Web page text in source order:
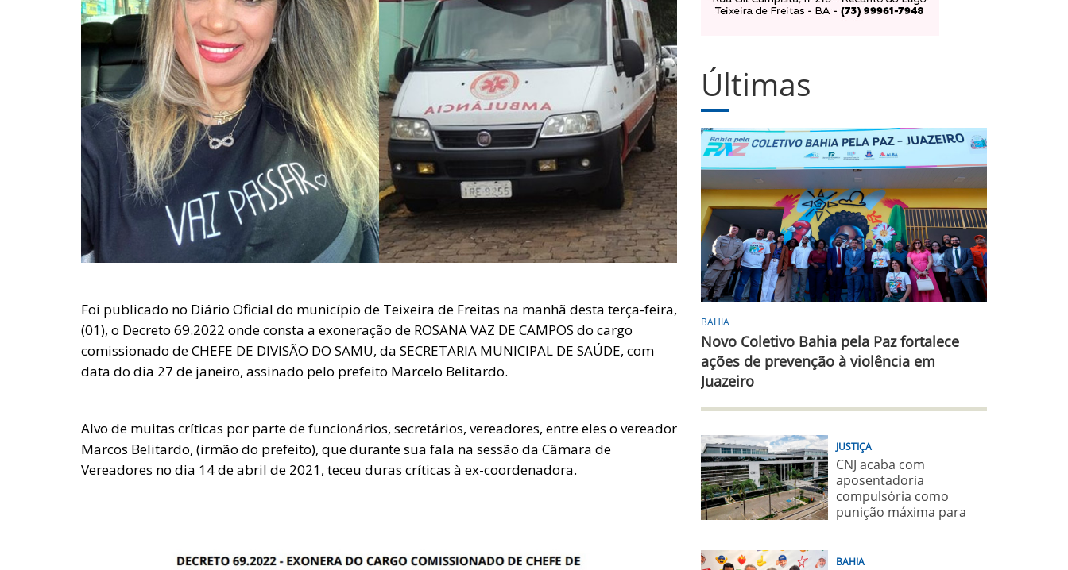
Foi publicado no Diário Oficial do município de Teixeira de Freitas na manhã desta terça-feira,
(01), o Decreto 69.2022 onde consta a exoneração de ROSANA VAZ DE CAMPOS do cargo
comissionado de CHEFE DE DIVISÃO DO SAMU, da SECRETARIA MUNICIPAL DE SAÚDE, com
data do dia 27 de janeiro, assinado pelo prefeito Marcelo Belitardo.
Alvo de muitas críticas por parte de funcionários, secretários, vereadores, entre eles o vereador
Marcos Belitardo, (irmão do prefeito), que durante sua fala na sessão da Câmara de
Vereadores no dia 14 de abril de 2021, teceu duras críticas à ex-coordenadora.
Últimas
BAHIA
Novo Coletivo Bahia pela Paz fortalece
ações de prevenção à violência em
Juazeiro
JUSTIÇA
CNJ acaba com
aposentadoria
compulsória como
punição máxima para
BAHIA